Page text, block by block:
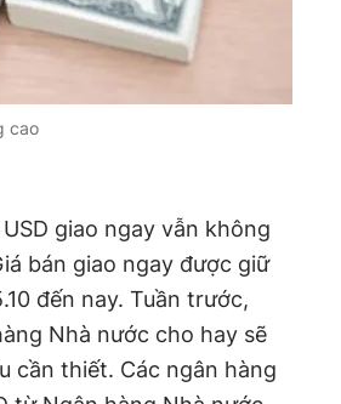
cao
giao ngay vẫn không
bán giao ngay được giữ
đến nay. Tuần trước,
Nhà nước cho hay sẽ
cần thiết. Các ngân hàng